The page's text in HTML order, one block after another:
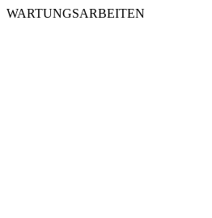
WARTUNGSARBEITEN